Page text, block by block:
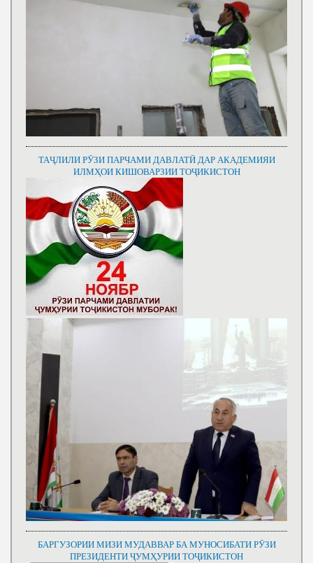
ТАҶЛИЛИ РӮЗИ ПАРЧАМИ ДАВЛАТӢ ДАР АКАДЕМИЯИ
ИЛМҲОИ КИШОВАРЗИИ ТОҶИКИСТОН
БАРГУЗОРИИ МИЗИ МУДАВВАР БА МУНОСИБАТИ РӮЗИ
ПРЕЗИДЕНТИ ҶУМҲУРИИ ТОҶИКИСТОН